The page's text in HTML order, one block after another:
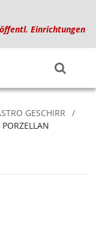
Einrichtungen
GESCHIRR